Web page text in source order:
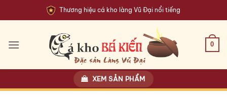
qua
dung
Thương hiệu cá kho làng Vũ Đại nổi tiếng
0
XEM SẢN PHẨM